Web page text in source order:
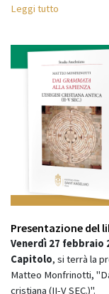
Leggi tutto
Presentazione del
Venerdì 27 febbraio
Capitolo, si terrà la
Matteo Monfrinotti,
cristiana (II-V SEC.)".